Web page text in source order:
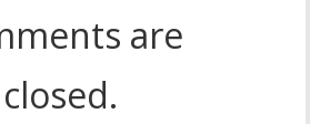
are
closed.